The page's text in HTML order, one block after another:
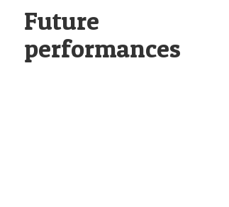
Future
performances